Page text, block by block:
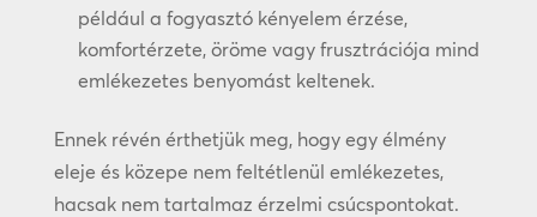
például a fogyasztó kényelem érzése,
komfortérzete, öröme vagy frusztrációja mind
emlékezetes benyomást keltenek.
Ennek révén érthetjük meg, hogy egy élmény
eleje és közepe nem feltétlenül emlékezetes,
hacsak nem tartalmaz érzelmi csúcspontokat.